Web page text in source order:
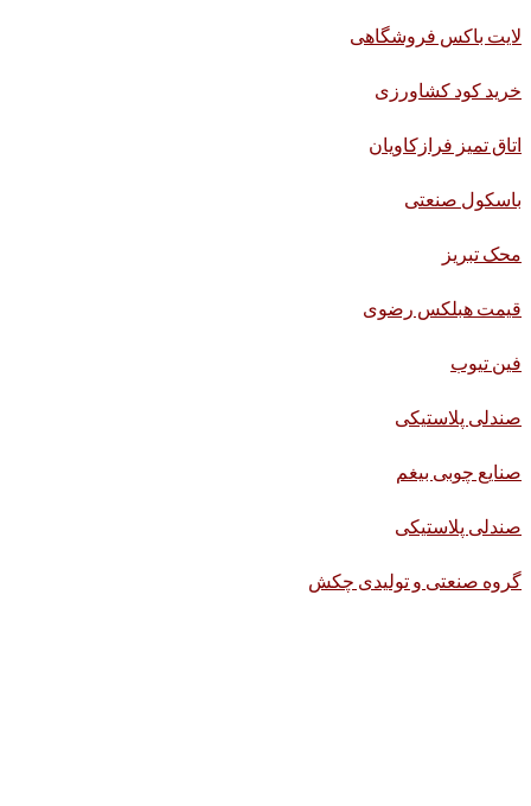
لایت باکس فروشگاهی
خرید کود کشاورزی
اتاق تمیز فرازکاویان
باسکول صنعتی
محک تبریز
قیمت هبلکس رضوی
فین تیوب
صندلی پلاستیکی
صنایع چوبی بیغم
صندلی پلاستیکی
گروه صنعتی و تولیدی چکش